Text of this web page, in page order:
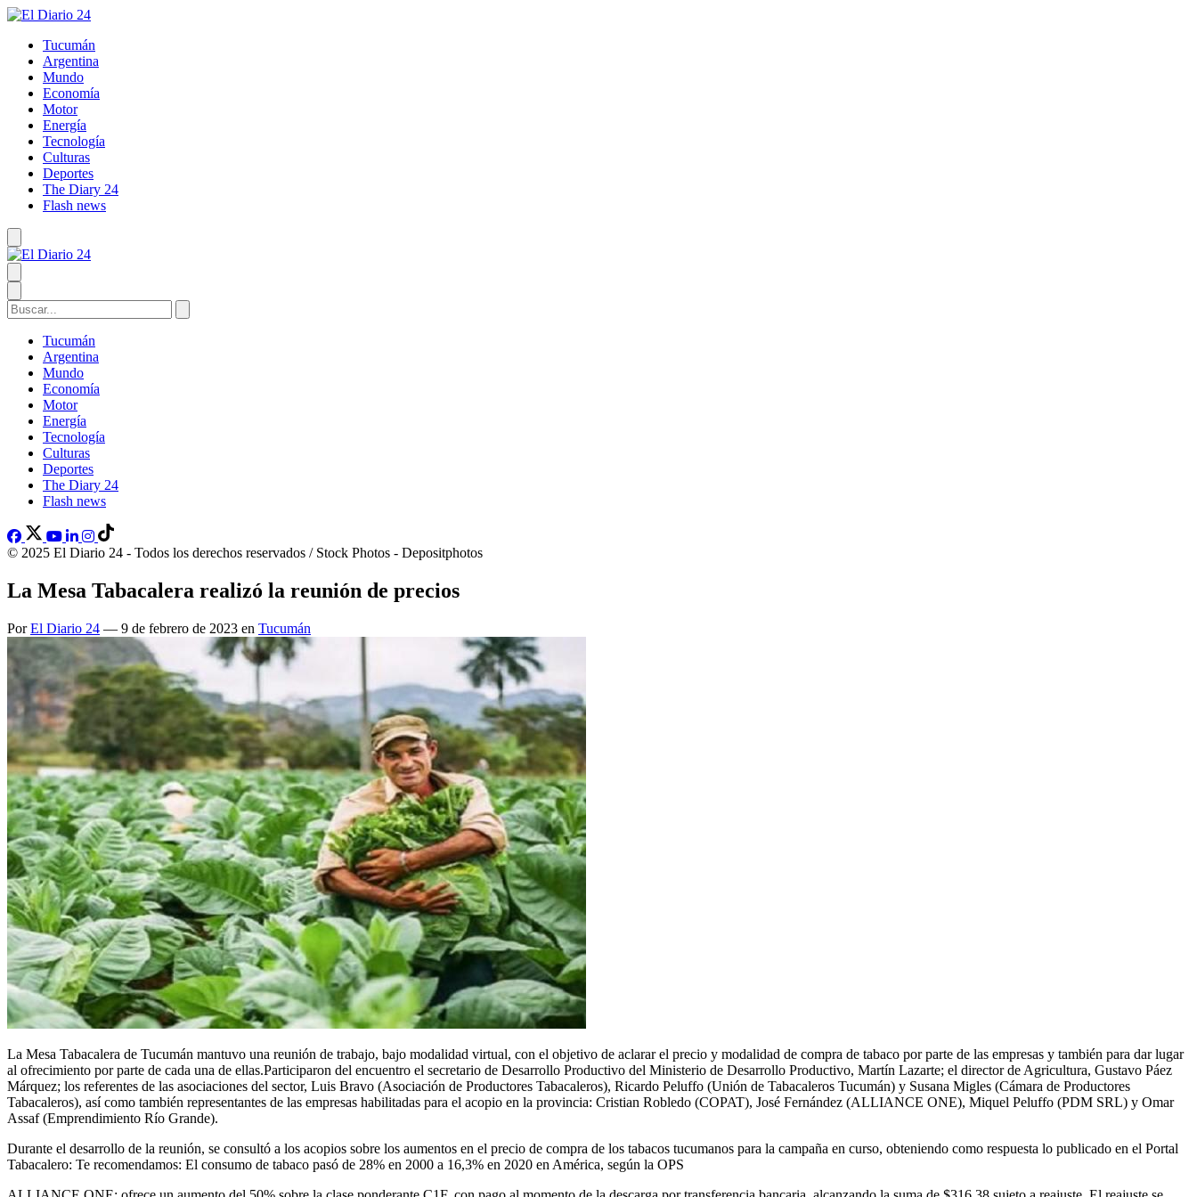
Tucumán
Argentina
Mundo
Economía
Motor
Energía
Tecnología
Culturas
Deportes
The Diary 24
Flash news
Tucumán
Argentina
Mundo
Economía
Motor
Energía
Tecnología
Culturas
Deportes
The Diary 24
Flash news
© 2025 El Diario 24 - Todos los derechos reservados / Stock Photos - Depositphotos
La Mesa Tabacalera realizó la reunión de precios
PorEl Diario 24 — 9 de febrero de 2023 en Tucumán
La Mesa Tabacalera de Tucumán mantuvo una reunión de trabajo, bajo modalidad virtual, con el objetivo de aclarar el precio y modalidad de compra de tabaco por parte de las empresas y también para dar lugar
al ofrecimiento por parte de cada una de ellas.Participaron del encuentro el secretario de Desarrollo Productivo del Ministerio de Desarrollo Productivo, Martín Lazarte; el director de Agricultura, Gustavo Páez
Márquez; los referentes de las asociaciones del sector, Luis Bravo (Asociación de Productores Tabacaleros), Ricardo Peluffo (Unión de Tabacaleros Tucumán) y Susana Migles (Cámara de Productores
Tabacaleros), así como también representantes de las empresas habilitadas para el acopio en la provincia: Cristian Robledo (COPAT), José Fernández (ALLIANCE ONE), Miquel Peluffo (PDM SRL) y Omar
Assaf (Emprendimiento Río Grande).
Durante el desarrollo de la reunión, se consultó a los acopios sobre los aumentos en el precio de compra de los tabacos tucumanos para la campaña en curso, obteniendo como respuesta lo publicado en el Portal
Tabacalero: Te recomendamos: El consumo de tabaco pasó de 28% en 2000 a 16,3% en 2020 en América, según la OPS